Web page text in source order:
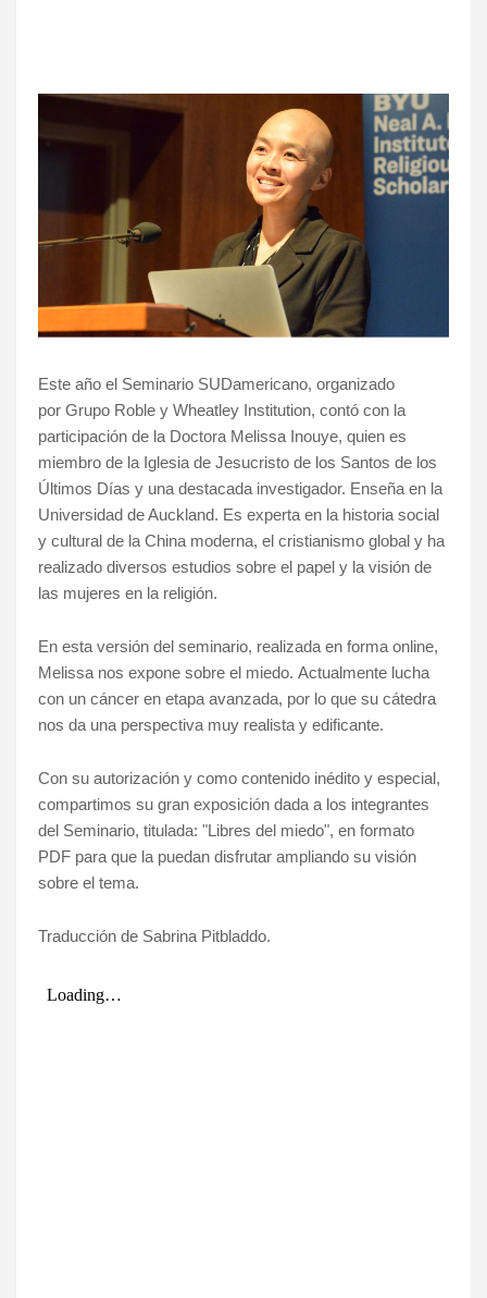
Este año el Seminario SUDamericano, organizado
por Grupo Roble y Wheatley Institution, contó con la
participación de la Doctora Melissa Inouye, quien es
miembro de la Iglesia de Jesucristo de los Santos de los
Últimos Días y una destacada investigador. Enseña en la
Universidad de Auckland. Es experta en la historia social
y cultural de la China moderna, el cristianismo global y ha
realizado diversos estudios sobre el papel y la visión de
las mujeres en la religión.
En esta versión del seminario, realizada en forma online,
Melissa nos expone sobre el miedo. Actualmente lucha
con un cáncer en etapa avanzada, por lo que su cátedra
nos da una perspectiva muy realista y edificante.
Con su autorización y como contenido inédito y especial,
compartimos su gran exposición dada a los integrantes
del Seminario, titulada: "Libres del miedo", en formato
PDF para que la puedan disfrutar ampliando su visión
sobre el tema.
Traducción de Sabrina Pitbladdo.